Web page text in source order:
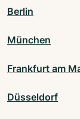
Berlin
München
Frankfurt am
Düsseldorf